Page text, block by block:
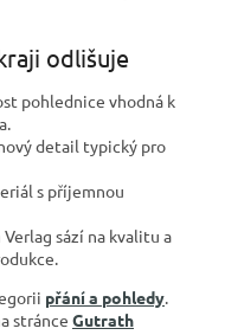
odlišuje
pohlednice vhodná k
detail typický pro
s příjemnou
sází na kvalitu a
přání a pohledy.
stránce Gutrath